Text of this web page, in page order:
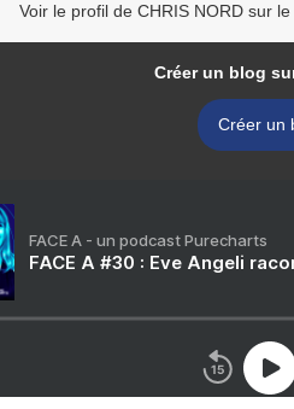
Voir le profil de CHRIS NORD sur
Créer un blog
Créer un
FACE A - un podcast Purecharts
FACE A #30 : Eve Angeli